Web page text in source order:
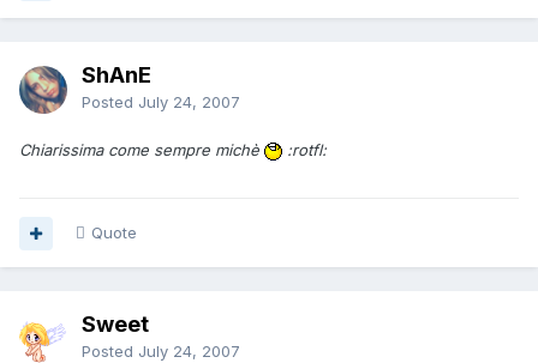
ShAnE
Posted July 24, 2007
Chiarissima come sempre michè :rotfl:
Quote
Sweet
Posted July 24, 2007